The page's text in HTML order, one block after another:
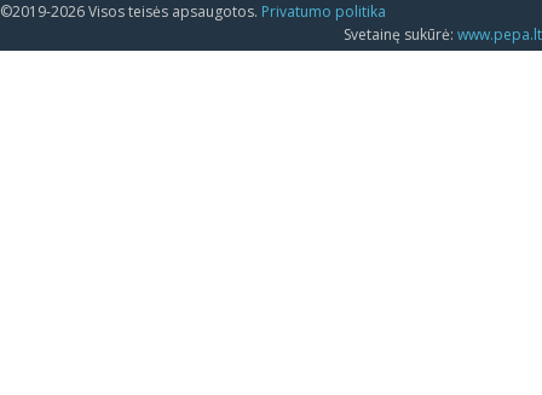
©2019-2026 Visos teisės apsaugotos. Privatumo politika
Svetainę sukūrė: www.pepa.lt